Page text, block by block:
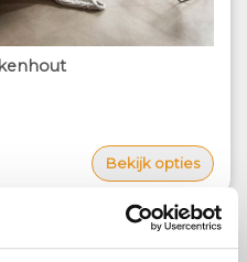
Bekijk opties
€-99,00